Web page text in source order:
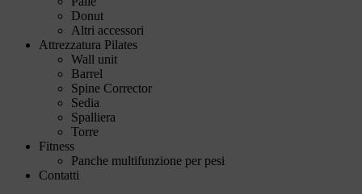
Donut
Altri accessori
Attrezzatura Pilates
Wall unit
Barrel
Spine Corrector
Sedia
Spalliera
Torre
Fitness
Panche multifunzione per pesi
Contatti